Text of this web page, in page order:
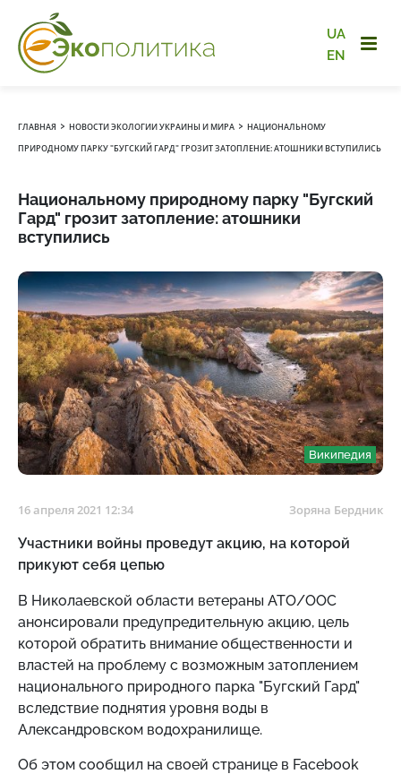
UA
EN
ГЛАВНАЯ › НОВОСТИ ЭКОЛОГИИ УКРАИНЫ И МИРА › НАЦИОНАЛЬНОМУ
ПРИРОДНОМУ ПАРКУ "БУГСКИЙ ГАРД" ГРОЗИТ ЗАТОПЛЕНИЕ: АТОШНИКИ ВСТУПИЛИСЬ
Национальному природному парку "Бугский
Гард" грозит затопление: атошники
вступились
Википедия
16 апреля 2021 12:34 Зоряна Бердник
Участники войны проведут акцию, на которой
прикуют себя цепью
В Николаевской области ветераны АТО/ООС
анонсировали предупредительную акцию, цель
которой обратить внимание общественности и
властей на проблему с возможным затоплением
национального природного парка "Бугский Гард"
вследствие поднятия уровня воды в
Александровском водохранилище.
Об этом сообщил на своей странице в Facebook